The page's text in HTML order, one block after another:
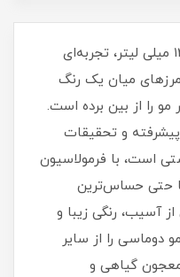
رنگ مو دوماسی گروه بژ حجم ۱۲۰ میلی لیتر، تجربه‌ای
میان یک رنگ
را از بین برده است.
و تحقیقات
است، با فرمولاسیون
حتی حساس‌ترین
آسیب، رنگی زیبا و
دوماسی را از سایر
معجون گیاهی و